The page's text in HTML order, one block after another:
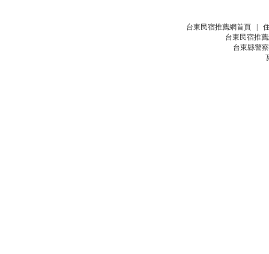
台東民宿推薦網首頁
台東民宿推
台東縣警